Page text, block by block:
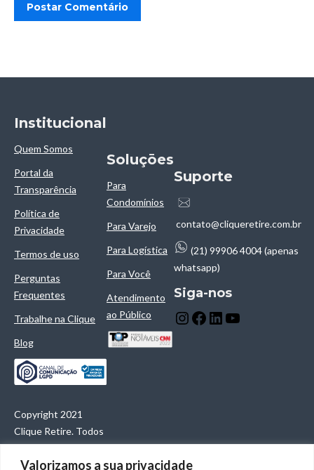
Valorizamos a sua privacidade
Postar Comentário
Institucional
Quem Somos
Portal da
Transparência
Política de
Privacidade
Termos de uso
Perguntas
Frequentes
Trabalhe na Clique
Blog
Soluçōes
Para
Condomínios
Para Varejo
Para Logística
Para Você
Atendimento
ao Público
Suporte
contato@cliqueretire.com.br
(21) 99906 4004 (apenas
whatsapp)
Siga-nos
Copyright 2021
Clique Retire. Todos
os direitos
reservados.